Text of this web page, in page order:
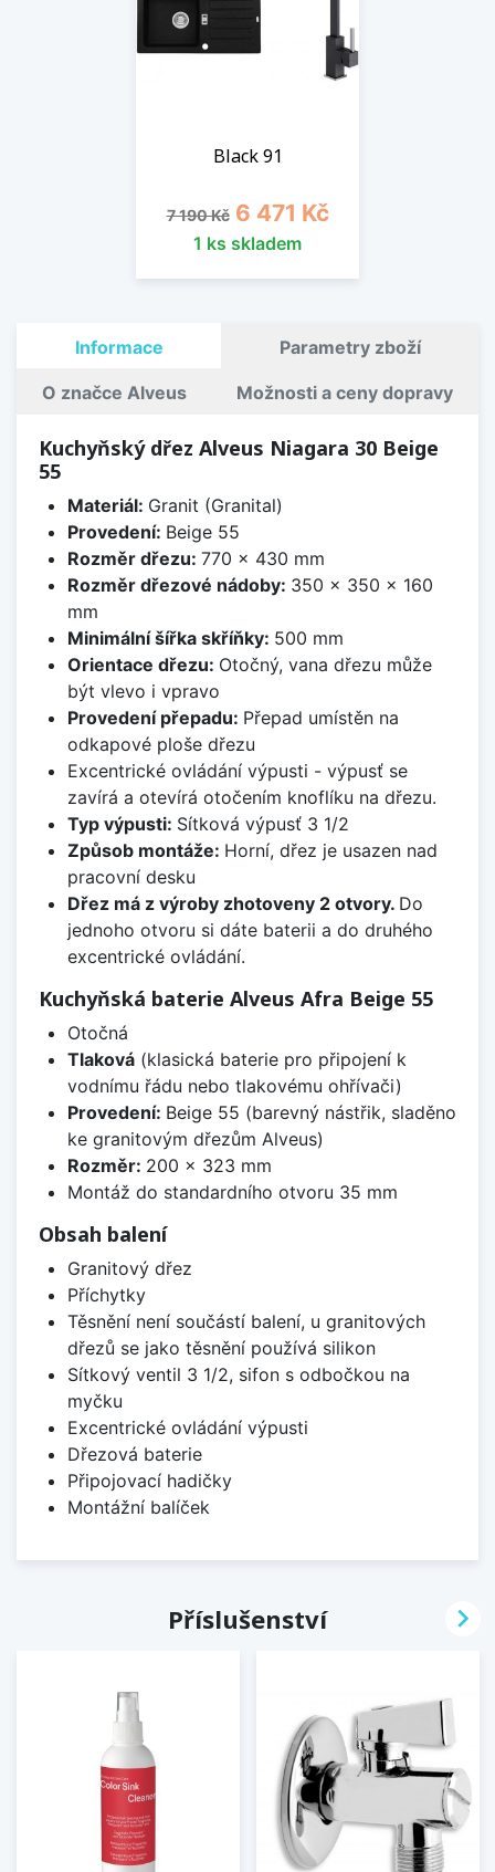
Black 91
Běžná cena
7 190 Kč Cena
6 471 Kč
1 ks skladem
Informace Parametry zboží
O značce Alveus Možnosti a ceny dopravy
Kuchyňský dřez Alveus Niagara 30 Beige
55
Materiál: Granit (Granital)
Provedení: Beige 55
Rozměr dřezu: 770 x 430 mm
Rozměr dřezové nádoby: 350 x 350 x 160
mm
Minimální šířka skříňky: 500 mm
Orientace dřezu: Otočný, vana dřezu může
být vlevo i vpravo
Provedení přepadu: Přepad umístěn na
odkapové ploše dřezu
Excentrické ovládání výpusti - výpusť se
zavírá a otevírá otočením knoflíku na dřezu.
Typ výpusti: Sítková výpusť 3 1/2
Způsob montáže: Horní, dřez je usazen nad
pracovní desku
Dřez má z výroby zhotoveny 2 otvory. Do
jednoho otvoru si dáte baterii a do druhého
excentrické ovládání.
Kuchyňská baterie Alveus Afra Beige 55
Otočná
Tlaková(klasická baterie pro připojení k
vodnímu řádu nebo tlakovému ohřívači)
Provedení: Beige 55 (barevný nástřik, sladěno
ke granitovým dřezům Alveus)
Rozměr: 200 x 323 mm
Montáž do standardního otvoru 35 mm
Obsah balení
Granitový dřez
Příchytky
Těsnění není součástí balení, u granitových
dřezů se jako těsnění používá silikon
Sítkový ventil 3 1/2, sifon s odbočkou na
myčku
Excentrické ovládání výpusti
Dřezová baterie
Připojovací hadičky
Montážní balíček
Příslušenství 